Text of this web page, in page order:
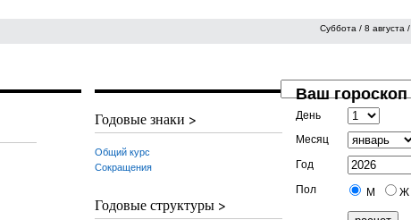
Суббота / 8 августа /
Годовые знаки >
Общий курс
Сокращения
Годовые структуры >
Ваш гороскоп
День
Месяц
Год
Пол
М Ж